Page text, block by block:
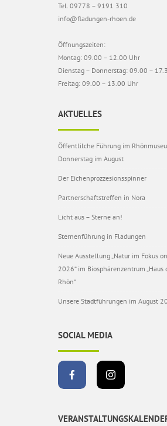
Tel. 09778 – 9191 310
info@fladungen-rhoen.de
Öffnungszeiten:
Montag: 09.00 – 12.00 Uhr
Dienstag – Donnerstag: 09.00 –
Freitag: 09.00 – 13.00 Uhr
AKTUELLES
Öffentlilche Führung im
Donnerstag im August
Der Eichenprozzesionsspinner
Partnerschaftstreffen in Nora
Licht aus – Sterne an!
Sternenführung in Fladungen
Neue Ausstellung „Natur im Fokus
2026“ im Biosphärenzentrum „Haus
Rhön“
Unsere Stadtführungen im August
SOCIAL MEDIA